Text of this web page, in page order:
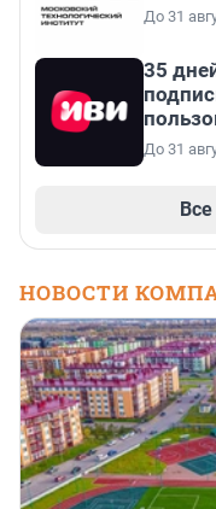
До 31
35
До 31
НОВОСТИ